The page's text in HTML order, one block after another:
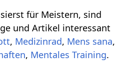
für Meistern, sind
und Artikel interessant
, Medizinrad, Mens sana,
, Mentales Training.